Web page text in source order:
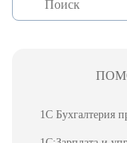
1С Бухгалтерия